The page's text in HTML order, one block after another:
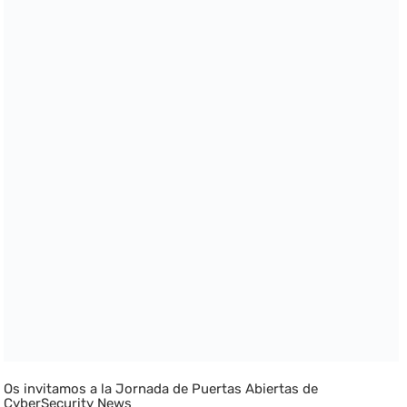
Os invitamos a la Jornada de Puertas Abiertas de
CyberSecurity News